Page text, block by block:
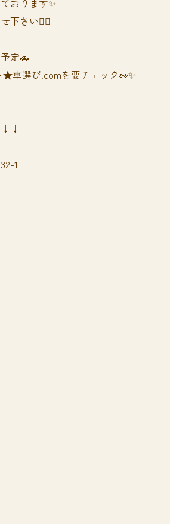
おります✨
下さい🙆‍♀️
定🚗
車選び.comを要チェック👀✨
1